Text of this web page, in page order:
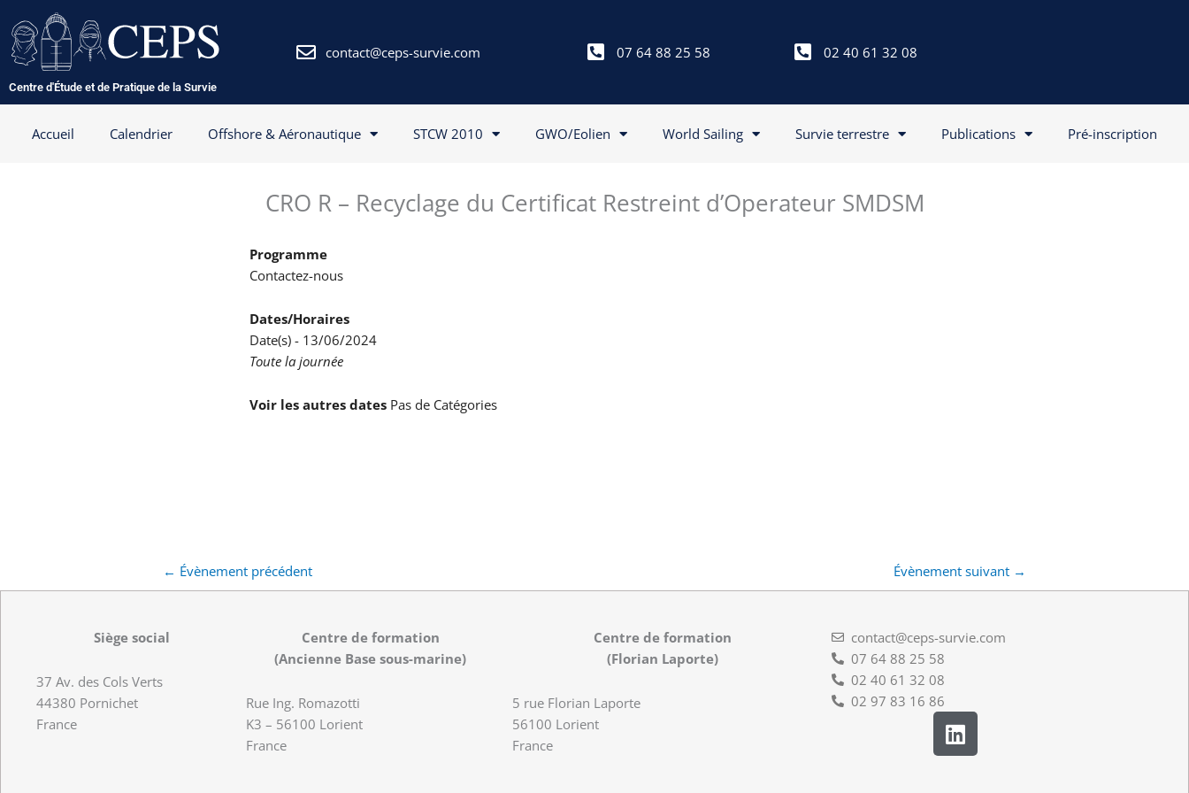
au
contenu
Centre d'Étude et de Pratique de la Survie
contact@ceps-survie.com 07 64 88 25 58 02 40 61 32 08
Accueil Calendrier Offshore & Aéronautique STCW 2010 GWO/Eolien World Sailing Survie terrestre Publications Pré-inscription
CRO R – Recyclage du Certificat Restreint d’Operateur SMDSM
Programme
Contactez-nous
Dates/Horaires
Date(s) - 13/06/2024
Toute la journée
Voir les autres dates Pas de Catégories
← Évènement précédent Évènement suivant →
Siège social
37 Av. des Cols Verts
44380 Pornichet
France
Centre de formation
(Ancienne Base sous-marine)
Rue Ing. Romazotti
K3 – 56100 Lorient
France
Centre de formation
(Florian Laporte)
5 rue Florian Laporte
56100 Lorient
France
contact@ceps-survie.com
07 64 88 25 58
02 40 61 32 08
02 97 83 16 86
L
i
n